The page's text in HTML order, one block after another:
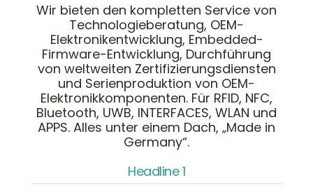
Wir bieten den kompletten Service von
Technologieberatung, OEM-
Elektronikentwicklung, Embedded-
Firmware-Entwicklung, Durchführung
von weltweiten Zertifizierungsdiensten
und Serienproduktion von OEM-
Elektronikkomponenten. Für RFID, NFC,
Bluetooth, UWB, INTERFACES, WLAN und
APPS. Alles unter einem Dach, „Made in
Germany“.
Headline 1